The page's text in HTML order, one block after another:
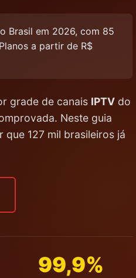
Brasil em 2026, com 85
a partir de R$
grade de canais IPTV do
Neste guia
127 mil brasileiros já
99,9%